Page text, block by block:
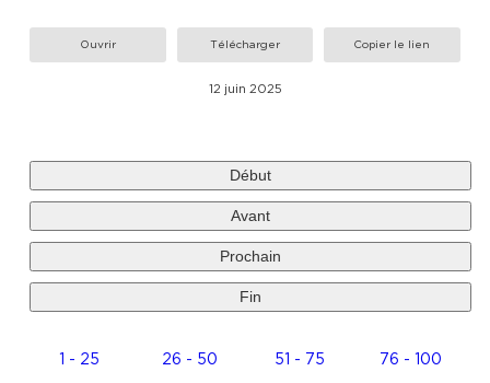
Ouvrir Télécharger Copier le lien
12 juin 2025
Début
Avant
Prochain
Fin
1 - 25 26 - 50 51 - 75 76 - 100